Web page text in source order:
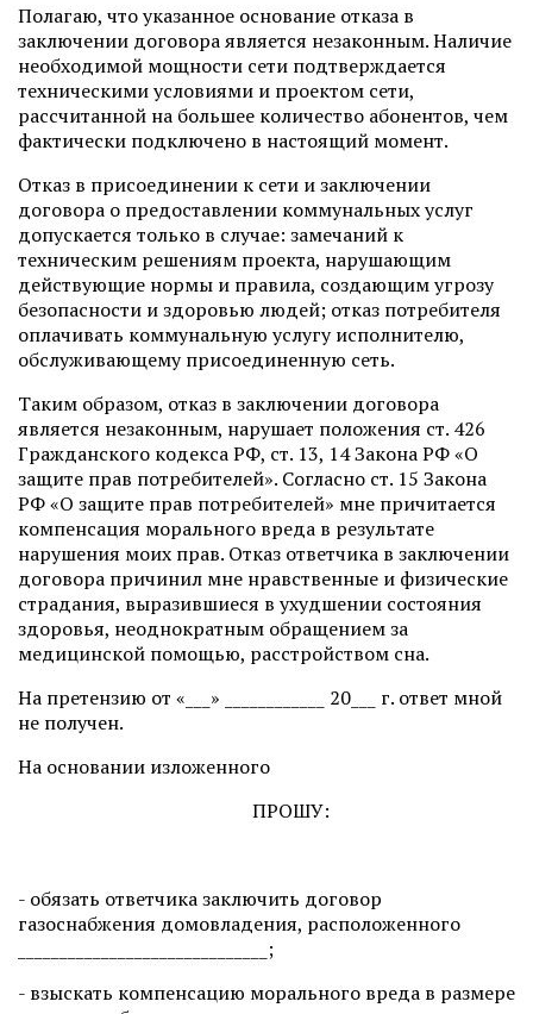
Полагаю, что указанное основание отказа в
заключении договора является незаконным. Наличие
необходимой мощности сети подтверждается
техническими условиями и проектом сети,
рассчитанной на большее количество абонентов, чем
фактически подключено в настоящий момент.
Отказ в присоединении к сети и заключении
договора о предоставлении коммунальных услуг
допускается только в случае: замечаний к
техническим решениям проекта, нарушающим
действующие нормы и правила, создающим угрозу
безопасности и здоровью людей; отказ потребителя
оплачивать коммунальную услугу исполнителю,
обслуживающему присоединенную сеть.
Таким образом, отказ в заключении договора
является незаконным, нарушает положения ст. 426
Гражданского кодекса РФ, ст. 13, 14 Закона РФ «О
защите прав потребителей». Согласно ст. 15 Закона
РФ «О защите прав потребителей» мне причитается
компенсация морального вреда в результате
нарушения моих прав. Отказ ответчика в заключении
договора причинил мне нравственные и физические
страдания, выразившиеся в ухудшении состояния
здоровья, неоднократным обращением за
медицинской помощью, расстройством сна.
На претензию от «___» ____________ 20___ г. ответ мной
не получен.
На основании изложенного
ПРОШУ:
- обязать ответчика заключить договор
газоснабжения домовладения, расположенного
______________________________;
- взыскать компенсацию морального вреда в размере